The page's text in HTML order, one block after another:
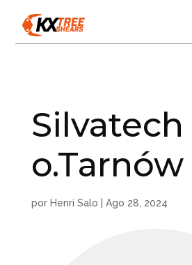
Silvatech
o.Tarnów
por Henri Salo Ago 28, 2024